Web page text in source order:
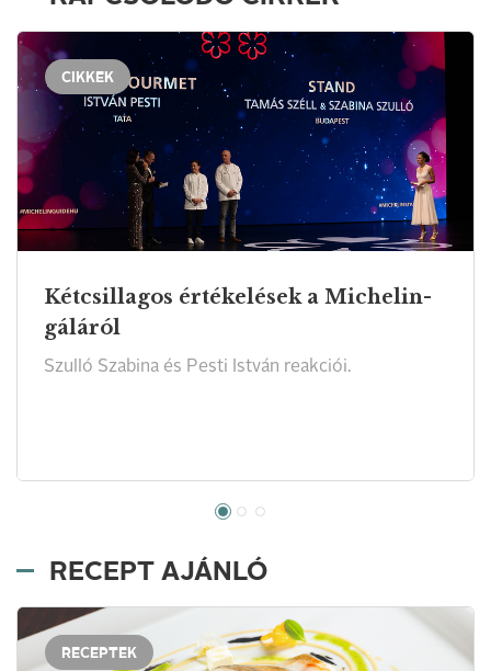
CIKKEK
Kétcsillagos értékelések a Michelin-
gáláról
Szulló Szabina és Pesti István reakciói.
RECEPT AJÁNLÓ
RECEPTEK